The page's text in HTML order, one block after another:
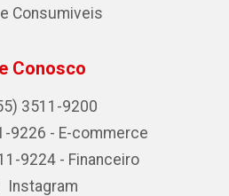
Consumiveis
Conosco
3511-9200
9226 - E-commerce
9224 - Financeiro
Instagram